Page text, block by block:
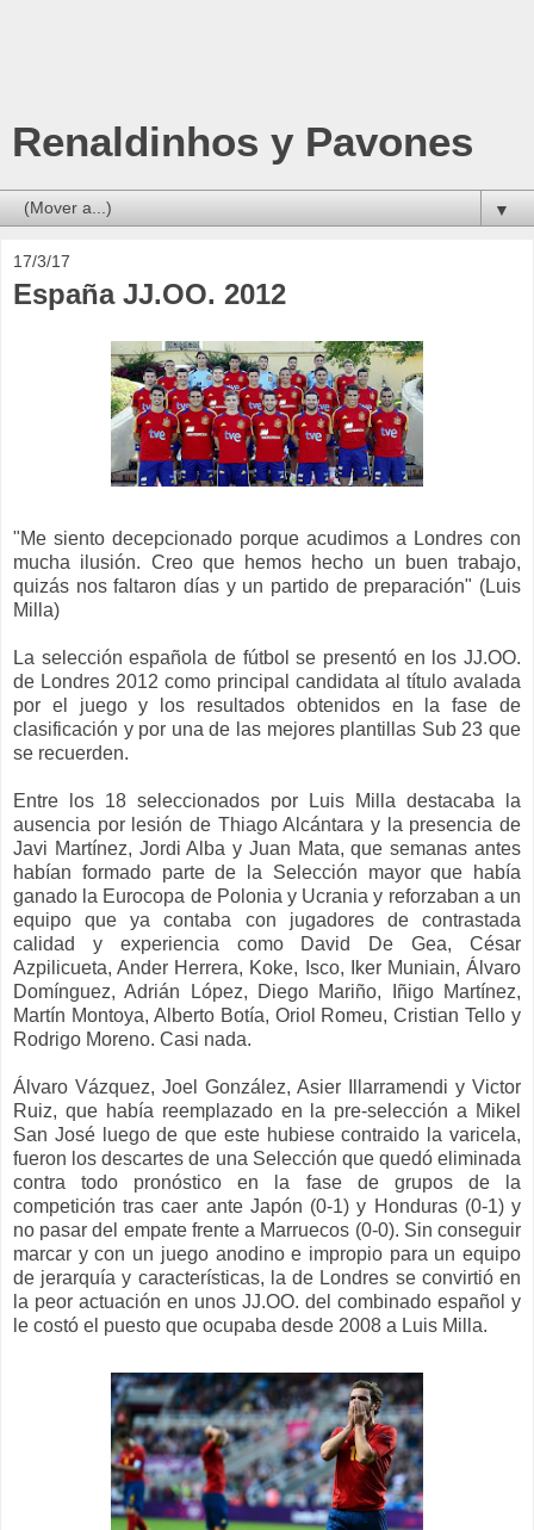
Renaldinhos y Pavones
▼
17/3/17
España JJ.OO. 2012
"Me siento decepcionado porque acudimos a Londres con
mucha ilusión. Creo que hemos hecho un buen trabajo,
quizás nos faltaron días y un partido de preparación" (Luis
Milla)
La selección española de fútbol se presentó en los JJ.OO.
de Londres 2012 como principal candidata al título avalada
por el juego y los resultados obtenidos en la fase de
clasificación ypor una de las mejores p lantillas Sub23 que
se recuerden.
Entre los 18 seleccionados por Luis Milla destacaba la
ausencia por lesión de Thiago Alcántara y la presencia de
Javi Martínez, Jordi Alba y Juan Mata, que semanas antes
habían formado partede la Selección mayorque había
ganado la Eurocopa de Polonia y Ucrania y reforzaban a un
equipo que ya contaba con jugadores de contrastada
calidad y experiencia como David De Gea, César
Azpilicueta, Ander Herrera, Koke, Isco, Iker Muniain, Álvaro
Domínguez, Adrián López,
Diego Mariño, Iñigo Martínez,
Martín Montoya, Alberto Botía, Oriol Romeu, Cristian Tello y
Rodrigo Moreno. Casi nada.
Álvaro Vázquez, Joel González, Asier Illarramendi y Victor
Ruiz, que había reemplazado en la pre-selección a Mikel
San José
luego de que este hubiese contraido la varicela,
fueron los descartes de una Selección que quedó eliminada
contra todo pronósticoen la fase de grupos dela
competición tras caer ante Japón (0-1) y Honduras (0-1) y
no pasar del empate frente a Marruecos (0-0). Sin conseguir
marcar y con un juego anodinoe impropio para un equipo
de jerarquía y características, la de Londres se convirtió en
la peor actuación en unos JJ.OO. del combinado español y
le costó el puesto que ocupaba desde 2008 a Luis Milla.